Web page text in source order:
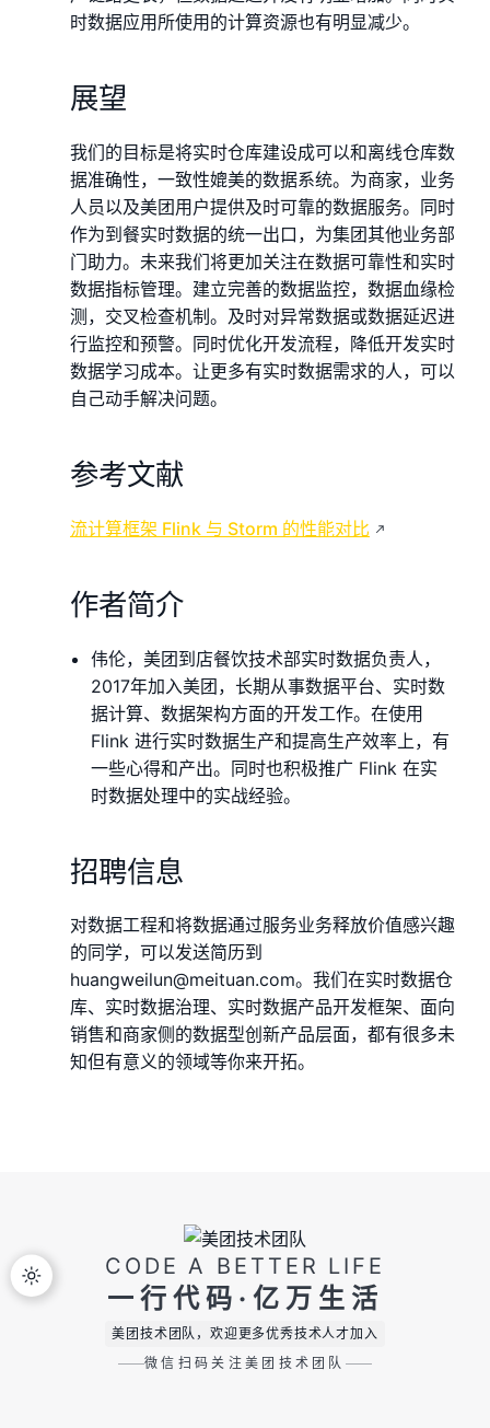
时数据应用所使用的计算资源也有明显减少。
展望
我们的目标是将实时仓库建设成可以和离线仓库数
据准确性，一致性媲美的数据系统。为商家，业务
人员以及美团用户提供及时可靠的数据服务。同时
作为到餐实时数据的统一出口，为集团其他业务部
门助力。未来我们将更加关注在数据可靠性和实时
数据指标管理。建立完善的数据监控，数据血缘检
测，交叉检查机制。及时对异常数据或数据延迟进
行监控和预警。同时优化开发流程，降低开发实时
数据学习成本。让更多有实时数据需求的人，可以
自己动手解决问题。
参考文献
流计算框架 Flink 与 Storm 的性能对比
作者简介
伟伦，美团到店餐饮技术部实时数据负责人，
2017年加入美团，长期从事数据平台、实时数
据计算、数据架构方面的开发工作。在使用
Flink 进行实时数据生产和提高生产效率上，有
一些心得和产出。同时也积极推广 Flink 在实
时数据处理中的实战经验。
招聘信息
对数据工程和将数据通过服务业务释放价值感兴趣
的同学，可以发送简历到
huangweilun@meituan.com。我们在实时数据仓
库、实时数据治理、实时数据产品开发框架、面向
销售和商家侧的数据型创新产品层面，都有很多未
知但有意义的领域等你来开拓。
CODE A BETTER LIFE
一行代码·亿万生活
美团技术团队，欢迎更多优秀技术人才加入
微信扫码关注美团技术团队